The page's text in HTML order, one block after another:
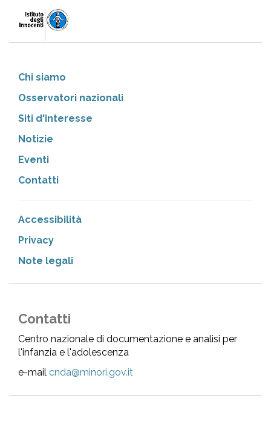
Chi siamo
Osservatori nazionali
Siti d'interesse
Notizie
Eventi
Contatti
Accessibilità
Privacy
Note legali
Contatti
Centro nazionale di documentazione e analisi per
l'infanzia e l'adolescenza
e-mail cnda@minori.gov.it